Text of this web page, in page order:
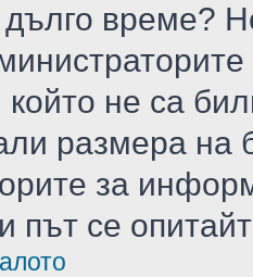
време?
който не са
размера на
за
път се